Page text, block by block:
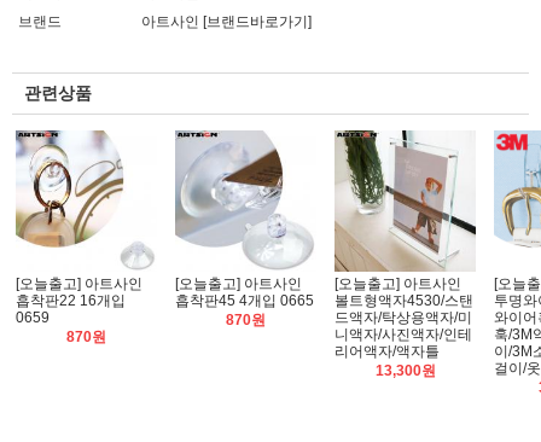
브랜드
아트사인 [브랜드바로가기]
관련상품
[오늘출고] 아트사인
흡착판22 16개입
0659
870원
[오늘출고] 아트사인
흡착판45 4개입 0665
870원
[오늘출고] 아트사인
볼트형액자4530/스탠
드액자/탁상용액자/미
니액자/사진액자/인테
리어액자/액자틀
13,300원
[오늘
투명
와이어
훅/3M
이/3M
걸이/